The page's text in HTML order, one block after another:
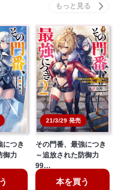
につき
御力
21/3/29 発売
その門番、最強につき
～追放された防御力
99…
本を買う